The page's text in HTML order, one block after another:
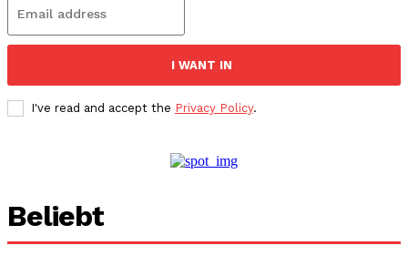
I WANT IN
I've read and accept the Privacy Policy.
Beliebt